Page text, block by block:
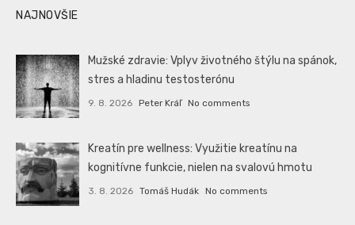
NAJNOVŠIE
Mužské zdravie: Vplyv životného štýlu na spánok,
stres a hladinu testosterónu
9. 8. 2026 Peter Kráľ No comments
Kreatín pre wellness: Využitie kreatínu na
kognitívne funkcie, nielen na svalovú hmotu
3. 8. 2026 Tomáš Hudák No comments